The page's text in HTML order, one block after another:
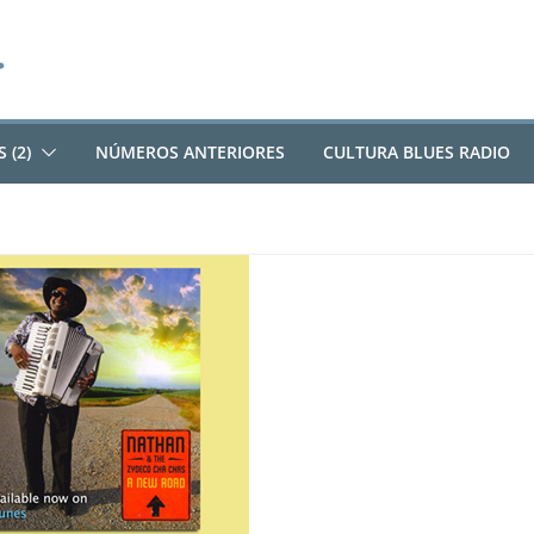
(2) NÚMEROS ANTERIORES CULTURA BLUES RADIO